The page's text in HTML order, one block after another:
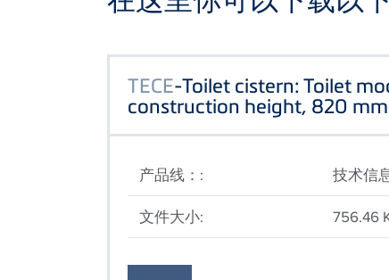
TECE-Toilet cistern: Toilet
construction height, 820 mm
产品线：:
技术信
文件大小:
756.46